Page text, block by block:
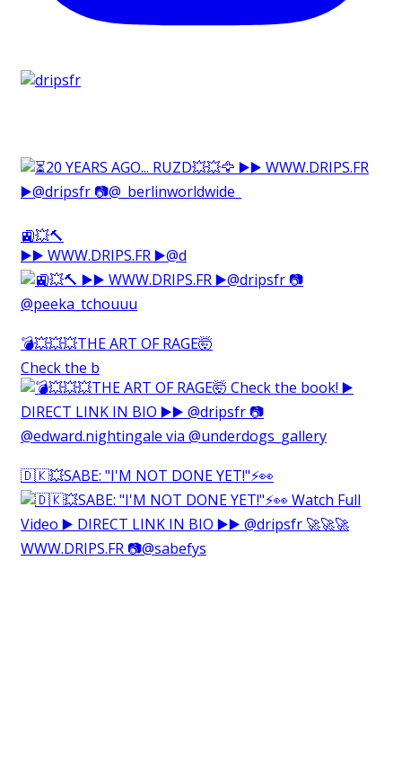
🚉💥🔨⁠
▶️▶️ WWW.DRIPS.FR ▶️@d
💣💥💥💥THE ART OF RAGE🤯⁠
Check the b
🇩🇰💥SABE: "I'M NOT DONE YET!"⚡️👀⁠